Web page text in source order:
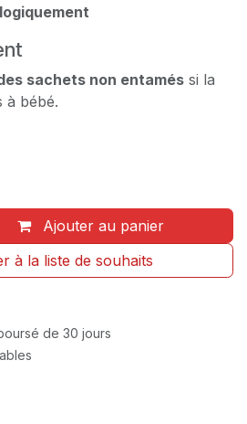
sachets non entamés si la
à bébé.
Ajouter au panier
à la liste de souhaits
de 30 jours